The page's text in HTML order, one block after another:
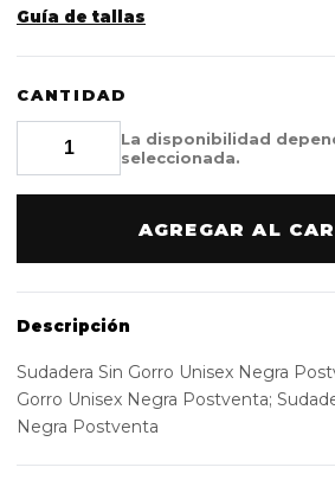
Guía de tallas
CANTIDAD
La disponibilidad
seleccionada.
AGREGAR AL
Descripción
Sudadera Sin Gorro Unisex Negra
Gorro Unisex Negra Postventa;
Negra Postventa